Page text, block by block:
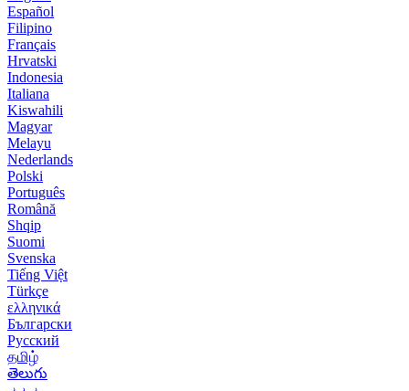
Español
Filipino
Français
Hrvatski
Indonesia
Italiana
Kiswahili
Magyar
Melayu
Nederlands
Polski
Português
Română
Shqip
Suomi
Svenska
Tiếng Việt
Türkçe
ελληνικά
Български
Русский
தமிழ்
తెలుగు